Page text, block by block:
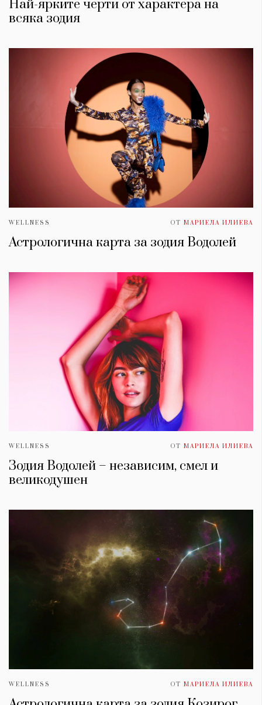
Най-ярките черти от характера на
всяка зодия
WELLNESS ОТ МАРИЕЛА ИЛИЕВА
Астрологична карта за зодия Водолей
WELLNESS ОТ МАРИЕЛА ИЛИЕВА
Зодия Водолей – независим, смел и
великодушен
WELLNESS ОТ МАРИЕЛА ИЛИЕВА